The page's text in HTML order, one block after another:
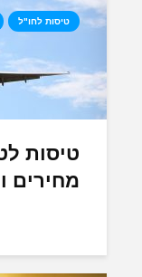
טיסות לחו"ל
טיסות
מחירים